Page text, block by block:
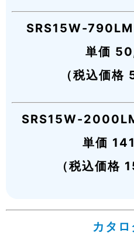
SRS15W-790LM
単価
（税込価格
SRS15W-
単価
（税込価格
カタロ